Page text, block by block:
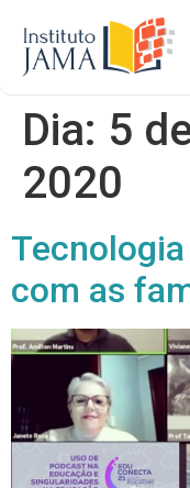
Dia: 5
2020
com as